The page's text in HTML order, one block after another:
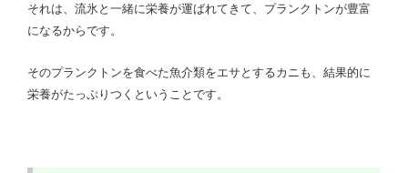
それは、流氷と一緒に栄養が運ばれてきて、プランクトンが豊富
になるからです。
そのプランクトンを食べた魚介類をエサとするカニも、結果的に
栄養がたっぷりつくということです。